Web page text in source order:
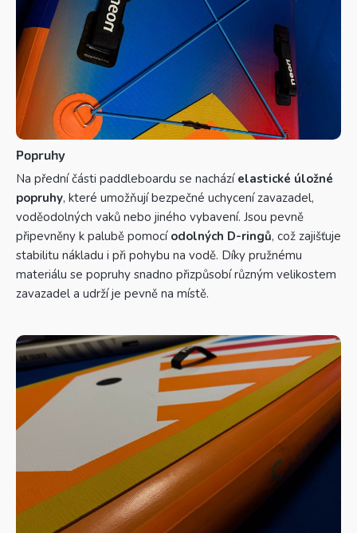
Popruhy
Na přední části paddleboardu se nachází elastické úložné
popruhy, které umožňují bezpečné uchycení zavazadel,
voděodolných vaků nebo jiného vybavení. Jsou pevně
připevněny k palubě pomocí odolných D-ringů, což zajišťuje
stabilitu nákladu i při pohybu na vodě. Díky pružnému
materiálu se popruhy snadno přizpůsobí různým velikostem
zavazadel a udrží je pevně na místě.